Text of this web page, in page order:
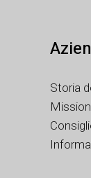
Storia